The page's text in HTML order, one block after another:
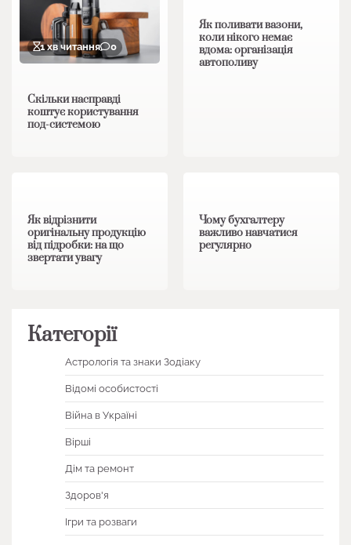
1 хв читання 0
Скільки насправді
коштує користування
под-системою
Як поливати вазони,
коли нікого немає
вдома: організація
автополиву
Як відрізнити
оригінальну продукцію
від підробки: на що
звертати увагу
Чому бухгалтеру
важливо навчатися
регулярно
Категорії
Астрологія та знаки Зодіаку
Відомі особистості
Війна в Україні
Вірші
Дім та ремонт
Здоров'я
Ігри та розваги